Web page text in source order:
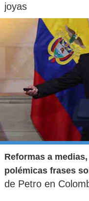
joyas
Reformas a
polémicas frases
de Petro en